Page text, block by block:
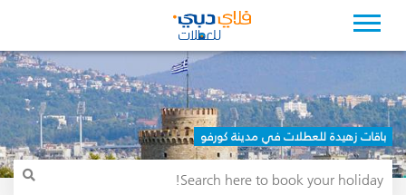
باقات زهيدة للعطلات في مدينة كورفو